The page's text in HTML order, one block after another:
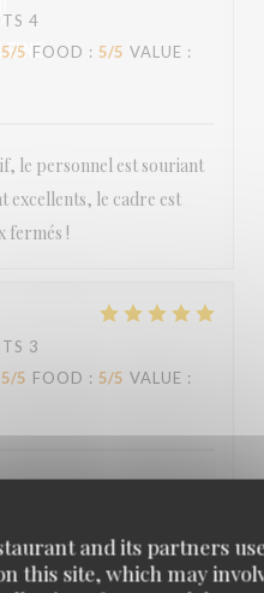
and its partners
this site, which may
4
5/5 FOOD : 5/5 VALUE :
le personnel est souriant
excellents, le cadre est
fermés !
3
5/5 FOOD : 5/5 VALUE :
et efficace. Un